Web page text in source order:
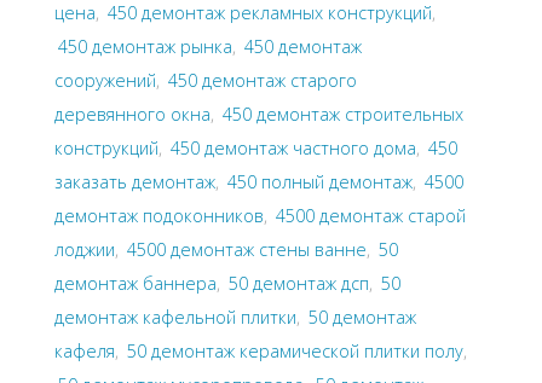
цена, 450 демонтаж рекламных конструкций,
450 демонтаж рынка, 450 демонтаж
сооружений, 450 демонтаж старого
деревянного окна, 450 демонтаж строительных
конструкций, 450 демонтаж частного дома, 450
заказать демонтаж, 450 полный демонтаж, 4500
демонтаж подоконников, 4500 демонтаж старой
лоджии, 4500 демонтаж стены ванне, 50
демонтаж баннера, 50 демонтаж дсп, 50
демонтаж кафельной плитки, 50 демонтаж
кафеля, 50 демонтаж керамической плитки полу,